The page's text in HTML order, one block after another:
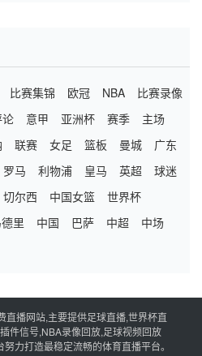
比赛集锦 欧冠 NBA
比赛录像
意甲 亚洲杯 赛季
主场
联赛 女足 篮板 曼城
广东
罗马 利物浦 皇马 英超
球迷
切尔西 中国女篮
世界杯
里 中国 巴萨 中超
中场
直播网站,主要提供足球直播,世界杯直
件信号,NBA录像回放,足球视频回放
力打造最稳定流畅的体育直播平台。